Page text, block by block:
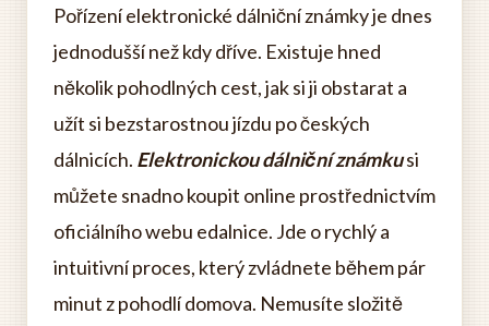
Pořízení elektronické dálniční známky je dnes
jednodušší než kdy dříve. Existuje hned
několik pohodlných cest, jak si ji obstarat a
užít si bezstarostnou jízdu po českých
dálnicích. Elektronickou dálniční známkusi
můžete snadno koupit online prostřednictvím
oficiálního webu edalnice. Jde o rychlý a
intuitivní proces, který zvládnete během pár
minut z pohodlí domova. Nemusíte složitě